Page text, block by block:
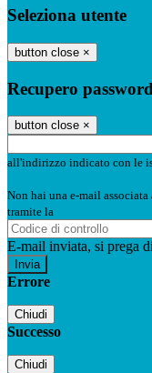
Seleziona utente
button close ×
Recupero password
button close ×
all'indirizzo indicato con le
Non hai una e-mail
tramite la
E-mail inviata, si prega
Errore
Chiudi
Successo
Chiudi